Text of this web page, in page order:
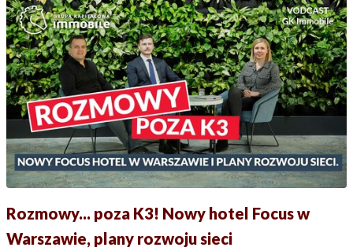
Rozmowy... poza K3! Nowy hotel Focus w
Warszawie, plany rozwoju sieci